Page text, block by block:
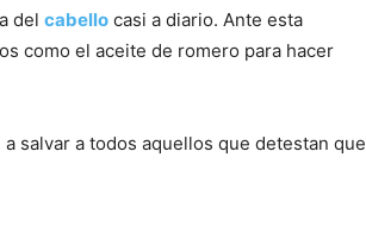
del cabello casi a diario. Ante esta
como el aceite de romero para hacer
salvar a todos aquellos que detestan que